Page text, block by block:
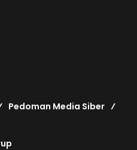
Pedoman Media Siber